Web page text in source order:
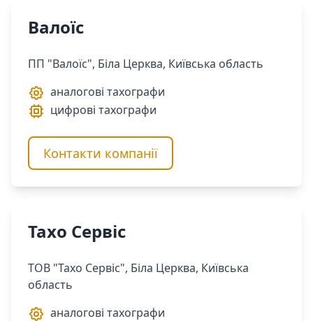
Валоїс
ПП "Валоїс", Біла Церква, Київська область
аналогові тахографи
цифрові тахографи
Контакти компанії
Тахо Сервіс
ТОВ "Тахо Сервіс", Біла Церква, Київська
область
аналогові тахографи